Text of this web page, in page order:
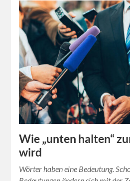
Wie „unten halten“
wird
Wörter haben eine Bedeutung.